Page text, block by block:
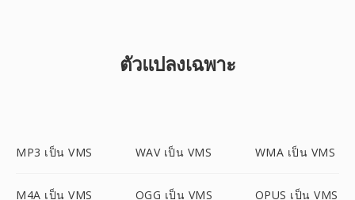
ตัวแปลงเฉพาะ
MP3 เป็น VMS WAV เป็น VMS WMA เป็น VMS
M4A เป็น VMS OGG เป็น VMS OPUS เป็น VMS